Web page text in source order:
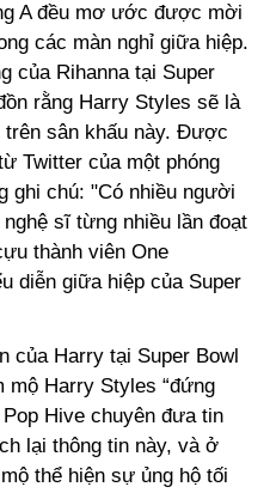
A đều mơ ước được mời
các màn nghỉ giữa hiệp.
của Rihanna tại Super
rằng Harry Styles sẽ là
trên sân khấu này. Được
Twitter của một phóng
ghi chú: "Có nhiều người
nghệ sĩ từng nhiều lần đoạt
thành viên One
diễn giữa hiệp của Super
của Harry tại Super Bowl
mộ Harry Styles “đứng
Hive chuyên đưa tin
lại thông tin này, và ở
thể hiện sự ủng hộ tối